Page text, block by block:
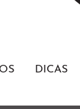
DICAS